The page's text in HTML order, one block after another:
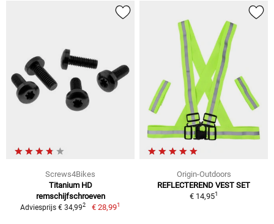
Screws4Bikes
Titanium HD
remschijfschroeven
Adviesprijs € 34,992 € 28,991
Origin-Outdoors
REFLECTEREND VEST SET
€ 14,951